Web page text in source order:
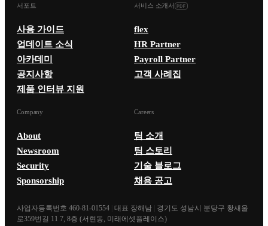
서포트
사용 가이드
업데이트 소식
아카데미
공지사항
제품 인터뷰 지원
서비스 소개서
flex
HR Partner
Payroll Partner
고객 사례집
Company
About
Newsroom
Security
Sponsorship
Careers
팀 소개
팀 스토리
기술 블로그
채용 공고
사업자등록번호 460-81-01554 대표 장해남
경기도 성남시 분당구 황새울
로359번길 11 7, 8층 (서현동, 미래에셋플레이스)